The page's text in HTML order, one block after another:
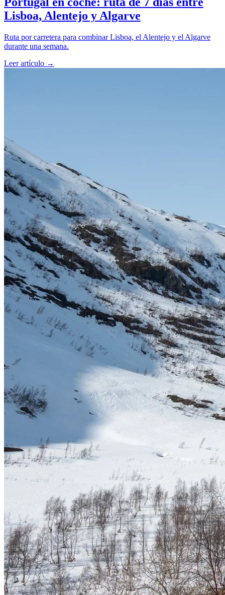
Lisboa, Alentejo y Algarve
Ruta por carretera para combinar Lisboa, el Alentejo y el Algarve
durante una semana.
Leer artículo →